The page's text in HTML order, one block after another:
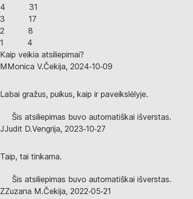
4
31
3
17
2
8
1
4
Kaip veikia atsiliepimai?
MMonica V.Čekija, 2024‑10‑09
Labai gražus, puikus, kaip ir paveikslėlyje.
Šis atsiliepimas buvo automatiškai išverstas.
JJudit D.Vengrija, 2023‑10‑27
Taip, tai tinkama.
Šis atsiliepimas buvo automatiškai išverstas.
ZZuzana M.Čekija, 2022‑05‑21